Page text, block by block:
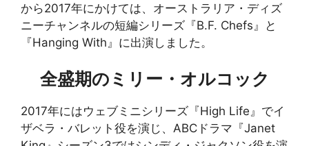
から2017年にかけては、オーストラリア・ディズ
ニーチャンネルの短編シリーズ『B.F. Chefs』と
『Hanging With』に出演しました。
全盛期のミリー・オルコック
2017年にはウェブミニシリーズ『High Life』でイ
ザベラ・バレット役を演じ、ABCドラマ『Janet